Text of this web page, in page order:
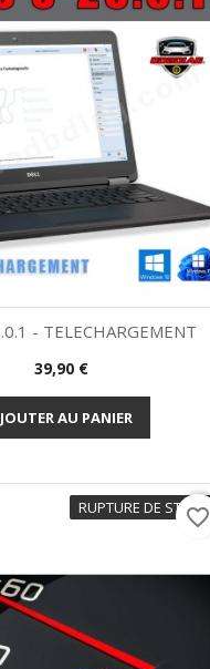
Aperçu rapide
- TELECHARGEMENT
Prix
39,90 €
AU PANIER
RUPTURE DE STOCK
favorite_border